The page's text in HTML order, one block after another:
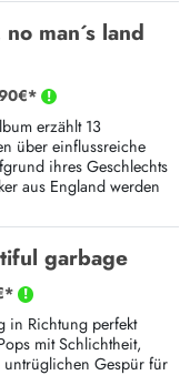
man´s land
erzählt 13
über einflussreiche
ihres Geschlechts
aus England werden
garbage
in Richtung perfekt
mit Schlichtheit,
Gespür für